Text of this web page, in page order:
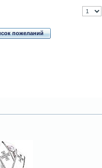
пожеланий